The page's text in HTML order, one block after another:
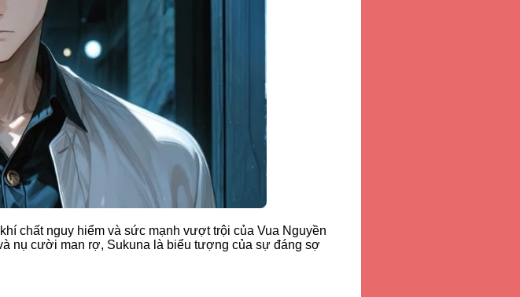
chất nguy hiểm và sức mạnh vượt trội của Vua Nguyền
nụ cười man rợ, Sukuna là biểu tượng của sự đáng sợ